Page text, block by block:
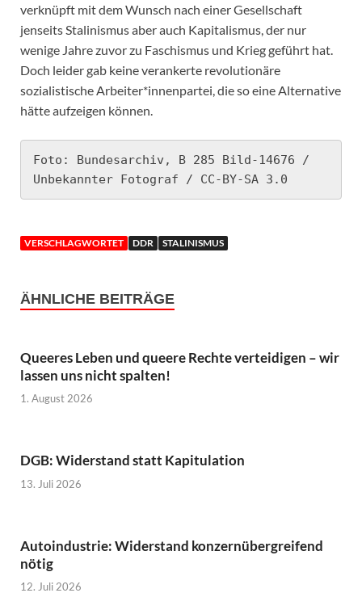
verknüpft mit dem Wunsch nach einer Gesellschaft
jenseits Stalinismus aber auch Kapitalismus, der nur
wenige Jahre zuvor zu Faschismus und Krieg geführt hat.
Doch leider gab keine verankerte revolutionäre
sozialistische Arbeiter*innenpartei, die so eine Alternative
hätte aufzeigen können.
Foto: Bundesarchiv, B 285 Bild-14676 /
Unbekannter Fotograf / CC-BY-SA 3.0
VERSCHLAGWORTET DDR STALINISMUS
ÄHNLICHE BEITRÄGE
Queeres Leben und queere Rechte verteidigen – wir
lassen uns nicht spalten!
1. August 2026
DGB: Widerstand statt Kapitulation
13. Juli 2026
Autoindustrie: Widerstand konzernübergreifend
nötig
12. Juli 2026